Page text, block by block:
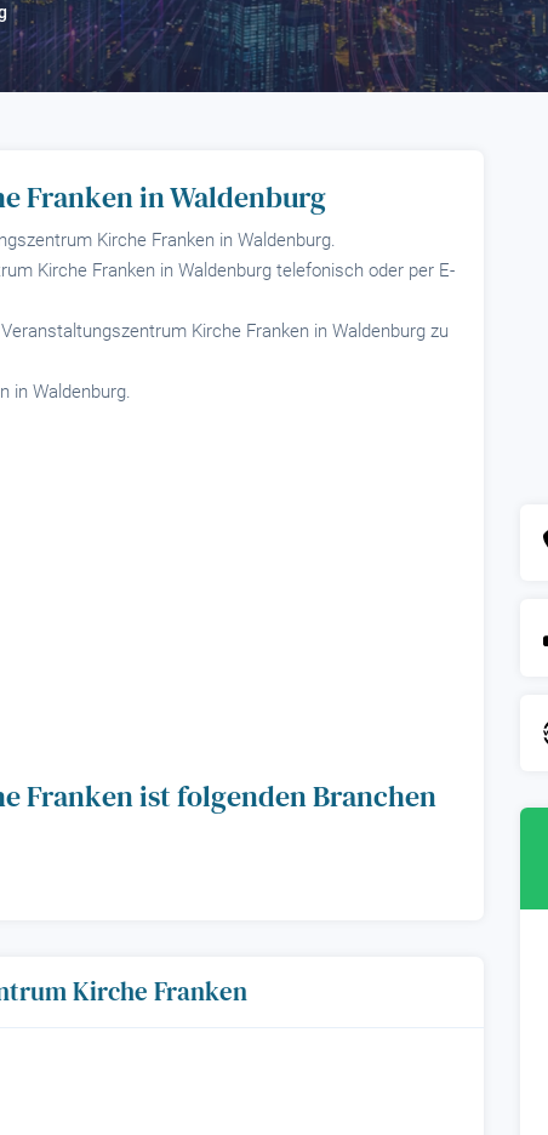
Franken in Waldenburg
Kirche Franken in Waldenburg.
Kirche Franken in Waldenburg telefonisch oder per E-
Kirche Franken in Waldenburg zu
in Waldenburg.
Franken ist folgenden Branchen
Kirche Franken